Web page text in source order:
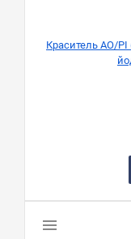
Краситель AO/